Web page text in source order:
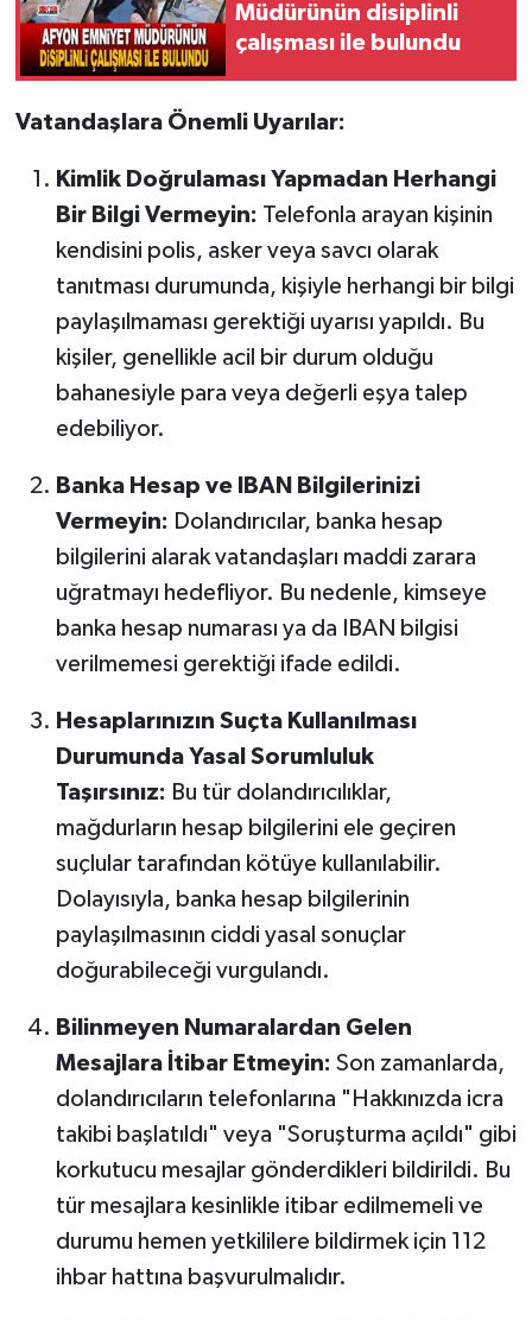
Müdürünün disiplinli
çalışması ile bulundu
Vatandaşlara Önemli Uyarılar:
Kimlik Doğrulaması Yapmadan Herhangi
Bir Bilgi Vermeyin: Telefonla arayan kişinin
kendisini polis, asker veya savcı olarak
tanıtması durumunda, kişiyle herhangi bir bilgi
paylaşılmaması gerektiği uyarısı yapıldı. Bu
kişiler, genellikle acil bir durum olduğu
bahanesiyle para veya değerli eşya talep
edebiliyor.
Banka Hesap ve IBAN Bilgilerinizi
Vermeyin: Dolandırıcılar, banka hesap
bilgilerini alarak vatandaşları maddi zarara
uğratmayı hedefliyor. Bu nedenle, kimseye
banka hesap numarası ya da IBAN bilgisi
verilmemesi gerektiği ifade edildi.
Hesaplarınızın Suçta Kullanılması
Durumunda Yasal Sorumluluk
Taşırsınız: Bu tür dolandırıcılıklar,
mağdurların hesap bilgilerini ele geçiren
suçlular tarafından kötüye kullanılabilir.
Dolayısıyla, banka hesap bilgilerinin
paylaşılmasının ciddi yasal sonuçlar
doğurabileceği vurgulandı.
Bilinmeyen Numaralardan Gelen
Mesajlara İtibar Etmeyin: Son zamanlarda,
dolandırıcıların telefonlarına "Hakkınızda icra
takibi başlatıldı" veya "Soruşturma açıldı" gibi
korkutucu mesajlar gönderdikleri bildirildi. Bu
tür mesajlara kesinlikle itibar edilmemeli ve
durumu hemen yetkililere bildirmek için 112
ihbar hattına başvurulmalıdır.